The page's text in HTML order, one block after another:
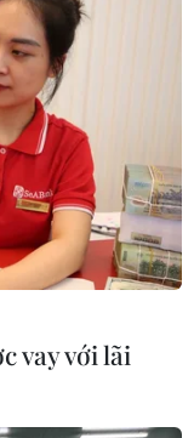
trong quản lý,
vay với lãi